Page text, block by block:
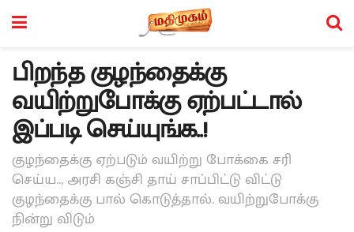
பிறந்த குழந்தைக்கு
வயிற்றுபோக்கு ஏற்பட்டால்
இப்படி செய்யுங்க..!
குழந்தைக்கு ஏற்படும் வயிற்று போக்கை சரி
செய்ய.., அரசி கஞ்சி தாய் சாப்பிட்டு விட்டு
குழந்தைக்கு பால் கொடுத்தால். வயிற்றுபோக்கு
நின்று விடும்